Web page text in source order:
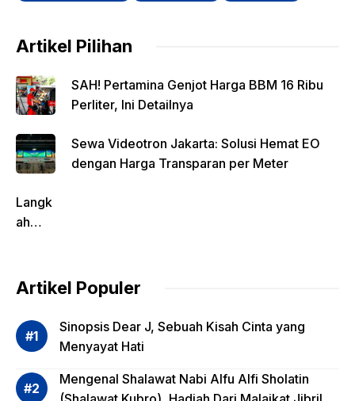
Artikel Pilihan
SAH! Pertamina Genjot Harga BBM 16 Ribu
Perliter, Ini Detailnya
Sewa Videotron Jakarta: Solusi Hemat EO
dengan Harga Transparan per Meter
Langk
ah
dalam
si
Risiko
asi
Artikel Populer
Sinopsis Dear J, Sebuah Kisah Cinta yang
Menyayat Hati
Mengenal Shalawat Nabi Alfu Alfi Sholatin